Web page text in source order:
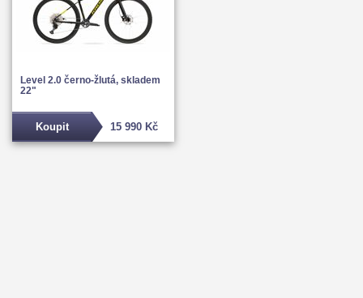
Level 2.0 černo-žlutá, skladem
22"
15 990 Kč
Koupit